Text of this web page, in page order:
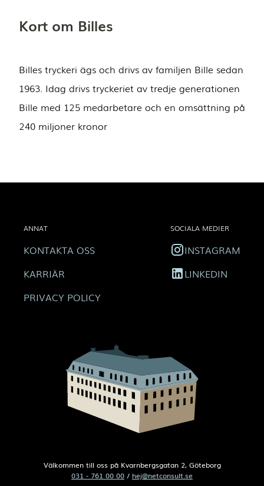
Kort om Billes
Billes tryckeri ägs och drivs av familjen Bille sedan
1963. Idag drivs tryckeriet av tredje generationen
Bille med 125 medarbetare och en omsättning på
240 miljoner kronor
ANNAT
KONTAKTA OSS
KARRIÄR
PRIVACY POLICY
Välkommen till oss på Kvarnbergsgatan 2, Göteborg
031 - 761 00 00 / hej@netconsult.se
SOCIALA MEDIER
INSTAGRAM
LINKEDIN